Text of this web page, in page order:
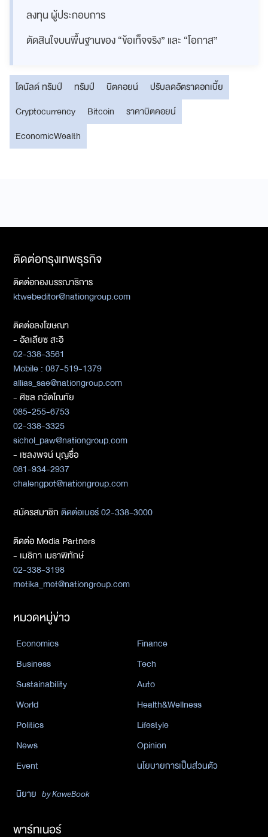
ลงทุน ผู้ประกอบการ
ตัดสินใจบนพื้นฐานของ “ข้อเท็จจริง” และ “โอกาส”
โดนัลด์ ทรัมป์ ทรัมป์ บิตคอยน์
ปรับลดอัตราดอกเบี้ย
Cryptocurrency
Bitcoin
ราคาบิตคอยน์
EconomicWealth
ติดต่อกรุงเทพธุรกิจ
ติดต่อกองบรรณาธิการ
ktwebeditor@nationgroup.com
ติดต่อลงโฆษณา
- อัลเลียซ สะอิ
02-338-3561
Mobile : 087-519-1379
allias_sae@nationgroup.com
- ศิชล ภวัตโณทัย
085-255-6753
02-338-3325
sichol_paw@nationgroup.com
- เชลงพจน์ บุญซื่อ
081-934-2937
chalengpot@nationgroup.com
สมัครสมาชิกติดต่อเบอร์ 02-338-3000
ติดต่อ Media Partners
- เมธิกา เมธาพิทักษ์
02-338-3198
metika_met@nationgroup.com
หมวดหมู่ข่าว
Economics
Finance
Business
Tech
Sustainability
Auto
World
Health&Wellness
Politics
Lifestyle
News
Opinion
Event
นโยบายการเป็นส่วนตัว
นิยาย by KaweBook
พาร์ทเนอร์